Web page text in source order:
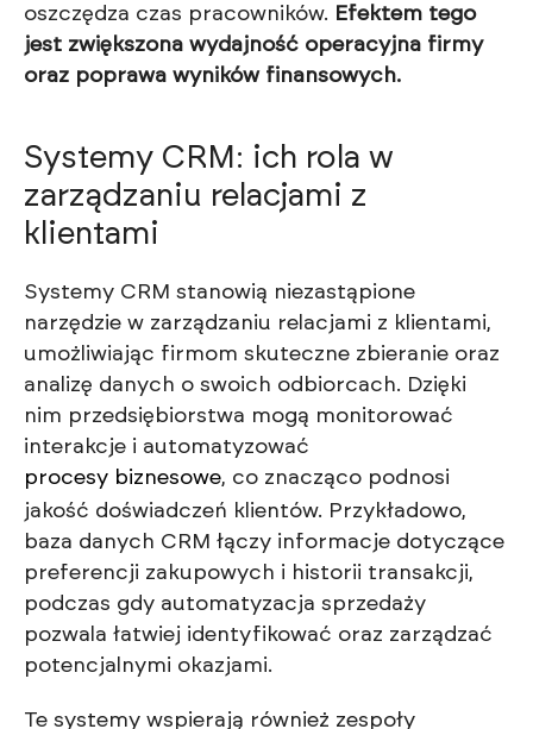
oszczędza czas pracowników. Efektem tego
jest zwiększona wydajność operacyjna firmy
oraz poprawa wyników finansowych.
Systemy CRM: ich rola w
zarządzaniu relacjami z
klientami
Systemy CRM stanowią niezastąpione
narzędzie w zarządzaniu relacjami z klientami,
umożliwiając firmom skuteczne zbieranie oraz
analizę danych o swoich odbiorcach. Dzięki
nim przedsiębiorstwa mogą monitorować
interakcje i automatyzować
procesy biznesowe, co znacząco podnosi
jakość doświadczeń klientów. Przykładowo,
baza danych CRM łączy informacje dotyczące
preferencji zakupowych i historii transakcji,
podczas gdy automatyzacja sprzedaży
pozwala łatwiej identyfikować oraz zarządzać
potencjalnymi okazjami.
Te systemy wspierają również zespoły